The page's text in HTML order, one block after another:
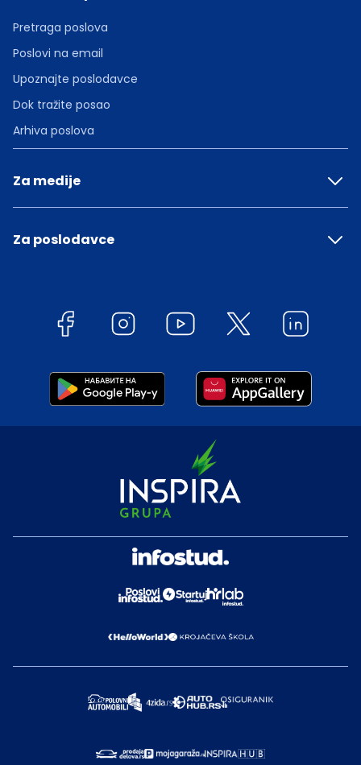
Pretraga poslova
Poslovi na email
Upoznajte poslodavce
Dok tražite posao
Arhiva poslova
Za medije
Za poslodavce